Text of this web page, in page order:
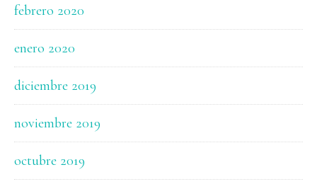
febrero 2020
enero 2020
diciembre 2019
noviembre 2019
octubre 2019